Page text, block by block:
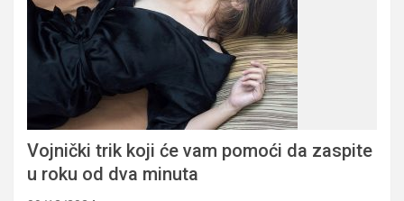
Vojnički trik koji će vam pomoći da zaspite
u roku od dva minuta